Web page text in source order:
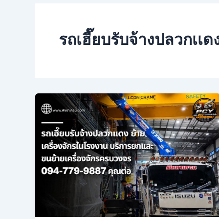
รถเฮี๊ยบรับจ้างปลวกเเด